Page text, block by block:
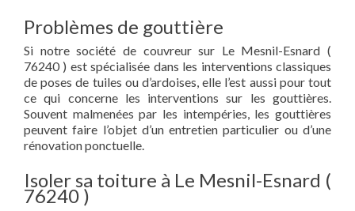
Problèmes de gouttière
Si notre société de couvreur sur Le Mesnil-Esnard (
76240 ) est spécialisée dans les interventions classiques
de poses de tuiles ou d’ardoises, elle l’est aussi pour tout
ce qui concerne les interventions sur les gouttières.
Souvent malmenées par les intempéries, les gouttières
peuvent faire l’objet d’un entretien particulier ou d’une
rénovation ponctuelle.
Isoler sa toiture à Le Mesnil-Esnard (
76240 )